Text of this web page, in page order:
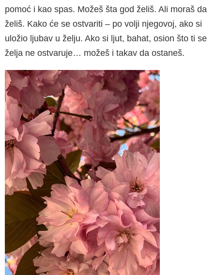
pomoć i kao spas. Možeš šta god želiš. Ali moraš da
želiš. Kako će se ostvariti – po volji njegovoj, ako si
uložio ljubav u želju. Ako si ljut, bahat, osion što ti se
želja ne ostvaruje… možeš i takav da ostaneš.